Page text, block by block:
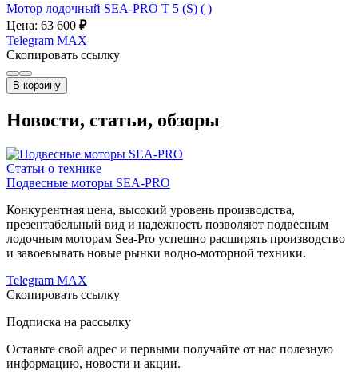
Мотор лодочный SEA-PRO Т 5 (S) ( )
Цена: 63 600 ₽
Telegram MAX
Скопировать ссылку
В корзину
Новости, статьи, обзоры
Статьи о технике
Подвесные моторы SEA-PRO
Конкурентная цена, высокий уровень производства,
презентабельный вид и надежность позволяют подвесным
лодочным моторам Sea-Pro успешно расширять производство
и завоевывать новые рынки водно-моторной техники.
Telegram MAX
Скопировать ссылку
Подписка на рассылку
Оставьте свой адрес и первыми получайте от нас полезную
информацию, новости и акции.